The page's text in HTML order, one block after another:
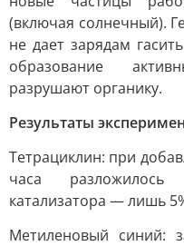
(включая солнечный).
не дает зарядам
образование
разрушают органику.
Результаты
Тетрациклин: при
часа
катализатора — лишь
Метиленовый синий: